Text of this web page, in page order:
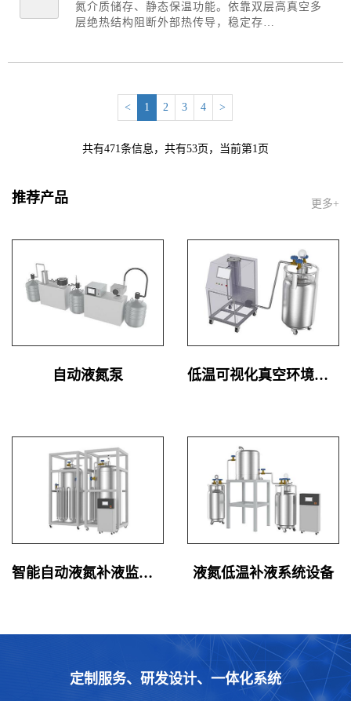
氮介质储存、静态保温功能。依靠双层高真空多
层绝热结构阻断外部热传导，稳定存…
< 1 2 3 4 >
共有471条信息，共有53页，当前第1页
推荐产品 更多+
自动液氮泵 低温可视化真空环境系统设备
智能自动液氮补液监控系统设备 液氮低温补液系统设备
定制服务、研发设计、一体化系统